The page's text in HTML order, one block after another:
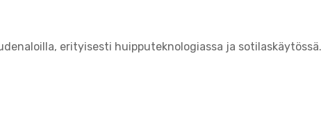
erityisesti huipputeknologiassa ja sotilaskäytössä.